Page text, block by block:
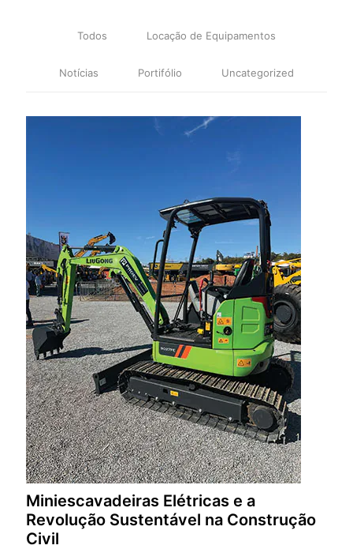
Todos Locação de Equipamentos
Notícias Portifólio Uncategorized
Miniescavadeiras Elétricas e a
Revolução Sustentável na Construção
Civil